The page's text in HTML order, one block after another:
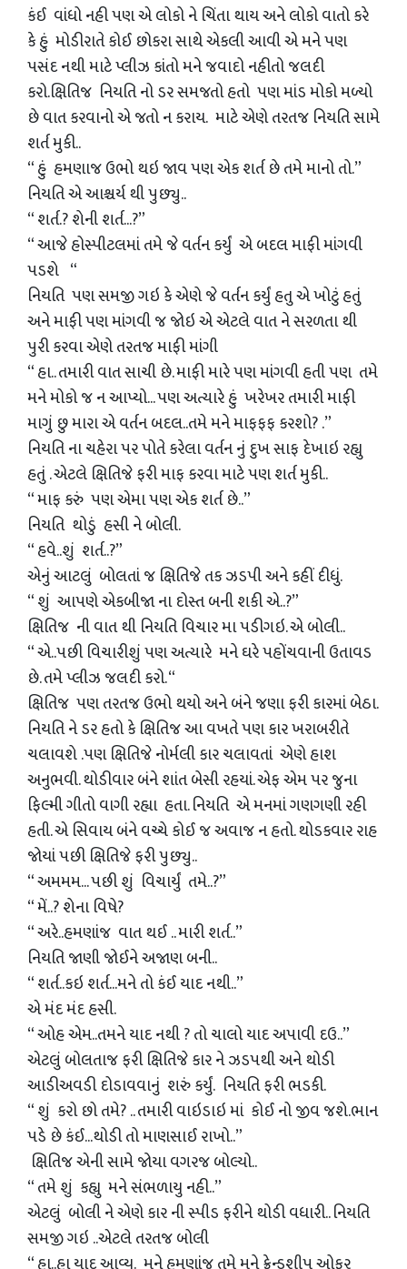
કંઈ વાંધો નહી પણ એ લોકો ને ચિંતા થાય અને લોકો વાતો કરે
કે હું મોડીરાતે કોઈ છોકરા સાથે એકલી આવી એ મને પણ
પસંદ નથી માટે પ્લીઝ કાંતો મને જવાદો નહીતો જલદી
કરો.ક્ષિતિજ નિયતિ નો ડર સમજતો હતો પણ માંડ મોકો મળ્યો
છે વાત કરવાનો એ જતો ન કરાય. માટે એણે તરતજ નિયતિ સામે
શર્ત મુકી..
“ હું હમણાજ ઉભો થઇ જાવ પણ એક શર્ત છે તમે માનો તો.”
નિયતિ એ આશ્ચર્ય થી પુછ્યુ..
“ શર્ત.? શેની શર્ત...?”
“ આજે હોસ્પીટલમાં તમે જે વર્તન કર્યું એ બદલ માફી માંગવી
પડશે “
નિયતિ પણ સમજી ગઇ કે એણે જે વર્તન કર્યું હતુ એ ખોટું હતું
અને માફી પણ માંગવી જ જોઇ એ એટલે વાત ને સરળતા થી
પુરી કરવા એણે તરતજ માફી માંગી
“ હા.. તમારી વાત સાચી છે. માફી મારે પણ માંગવી હતી પણ તમે
મને મોકો જ ન આપ્યો... પણ અત્યારે હું ખરેખર તમારી માફી
માગું છુ મારા એ વર્તન બદલ..તમે મને માફફફ કરશો? .”
નિયતિ ના ચહેરા પર પોતે કરેલા વર્તન નું દુખ સાફ દેખાઇ રહ્યુ
હતું . એટલે ક્ષિતિજે ફરી માફ કરવા માટે પણ શર્ત મુકી..
“ માફ કરું પણ એમા પણ એક શર્ત છે..”
નિયતિ થોડું હસી ને બોલી.
“ હવે..શું શર્ત..?”
એનું આટલું બોલતાં જ ક્ષિતિજે તક ઝડપી અને કહીં દીધું.
“ શું આપણે એકબીજા ના દોસ્ત બની શકી એ..?”
ક્ષિતિજ ની વાત થી નિયતિ વિચાર મા પડીગઇ. એ બોલી..
“ એ..પછી વિચારીશું પણ અત્યારે મને ઘરે પહોંચવાની ઉતાવડ
છે. તમે પ્લીઝ જલદી કરો. “
ક્ષિતિજ પણ તરતજ ઉભો થયો અને બંને જણા ફરી કારમાં બેઠા.
નિયતિ ને ડર હતો કે ક્ષિતિજ આ વખતે પણ કાર ખરાબરીતે
ચલાવશે .પણ ક્ષિતિજે નોર્મલી કાર ચલાવતાં એણે હાશ
અનુભવી. થોડીવાર બંને શાંત બેસી રહયાં. એફ એમ પર જુના
ફિલ્મી ગીતો વાગી રહ્યા હતા. નિયતિ એ મનમાં ગણગણી રહી
હતી. એ સિવાય બંને વચ્ચે કોઈ જ અવાજ ન હતો. થોડકવાર રાહ
જોયાં પછી ક્ષિતિજે ફરી પુછ્યુ..
“ અમમમ... પછી શું વિચાર્યું તમે..?”
“ મેં..? શેના વિષે?
“ અરે..હમણાંજ વાત થઈ .. મારી શર્ત..”
નિયતિ જાણી જોઈને અજાણ બની..
“ શર્ત..કઇ શર્ત...મને તો કંઈ યાદ નથી..”
એ મંદ મંદ હસી.
“ ઓહ એમ..તમને યાદ નથી ? તો ચાલો યાદ અપાવી દઉ..”
એટલું બોલતાજ ફરી ક્ષિતિજે કાર ને ઝડપથી અને થોડી
આડીઅવડી દોડાવવાનું શરું કર્યું. નિયતિ ફરી ભડકી.
“ શું કરો છો તમે? .. તમારી વાઇડાઇ માં કોઈ નો જીવ જશે.ભાન
પડે છે કંઈ...થોડી તો માણસાઈ રાખો..”
ક્ષિતિજ એની સામે જોયા વગરજ બોલ્યો..
“ તમે શું કહ્યુ મને સંભળાયુ નહી..”
એટલું બોલી ને એણે કાર ની સ્પીડ ફરીને થોડી વધારી.. નિયતિ
સમજી ગઇ ..એટલે તરતજ બોલી